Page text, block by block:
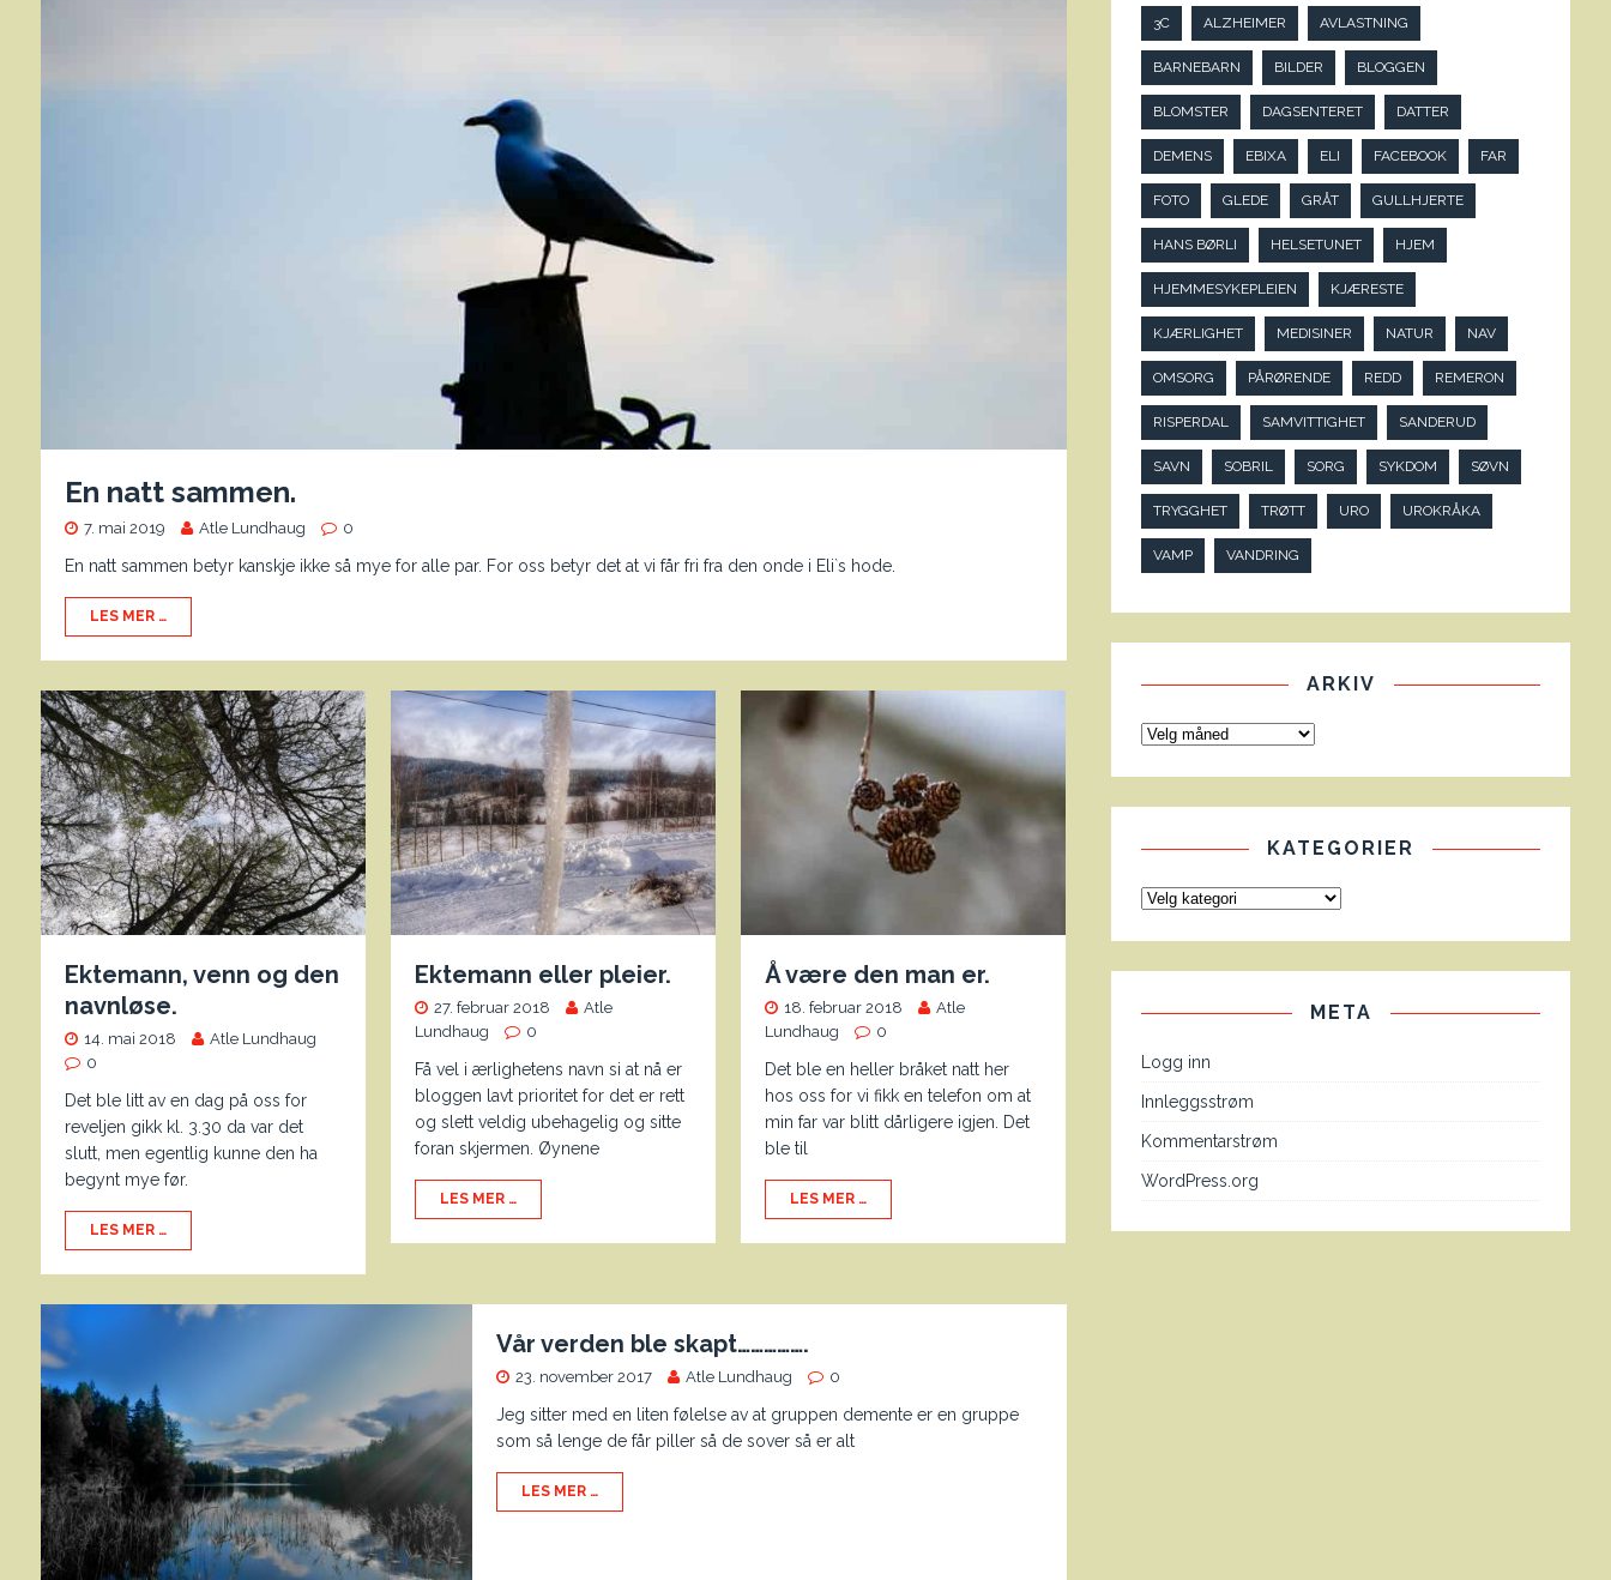
En natt sammen.
7. mai 2019 Atle Lundhaug 0
En natt sammen betyr kanskje ikke så mye for alle par. For oss betyr det at vi får fri fra den onde i Eli`s hode.
LES MER …
Ektemann, venn og den
navnløse.
14. mai 2018
Atle Lundhaug
0
Det ble litt av en dag på oss for
reveljen gikk kl. 3.30 da var det
slutt, men egentlig kunne den ha
begynt mye før.
LES MER …
Ektemann eller pleier.
27. februar 2018
Atle
Lundhaug
0
Få vel i ærlighetens navn si at nå er
bloggen lavt prioritet for det er rett
og slett veldig ubehagelig og sitte
foran skjermen. Øynene
LES MER …
Å være den man er.
18. februar 2018
Atle
Lundhaug
0
Det ble en heller bråket natt her
hos oss for vi fikk en telefon om at
min far var blitt dårligere igjen. Det
ble til
LES MER …
Vår verden ble skapt…………….
23. november 2017 Atle Lundhaug 0
Jeg sitter med en liten følelse av at gruppen demente er en gruppe
som så lenge de får piller så de sover så er alt
LES MER …
3C ALZHEIMER AVLASTNING
BARNEBARN BILDER BLOGGEN
BLOMSTER DAGSENTERET DATTER
DEMENS EBIXA ELI FACEBOOK FAR
FOTO GLEDE GRÅT GULLHJERTE
HANS BØRLI HELSETUNET HJEM
HJEMMESYKEPLEIEN KJÆRESTE
KJÆRLIGHET MEDISINER NATUR NAV
OMSORG PÅRØRENDE REDD REMERON
RISPERDAL SAMVITTIGHET SANDERUD
SAVN SOBRIL SORG SYKDOM SØVN
TRYGGHET TRØTT URO UROKRÅKA
VAMP VANDRING
ARKIV
KATEGORIER
META
Logg inn
Innleggsstrøm
Kommentarstrøm
WordPress.org